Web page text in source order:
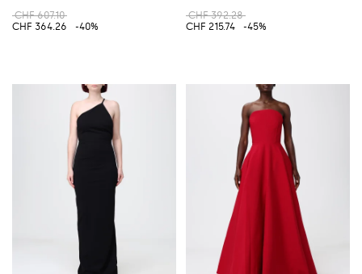
CHF 607.10
CHF 364.26
-40%
CHF 392.28
CHF 215.74
-45%